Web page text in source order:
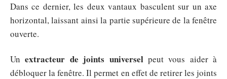
Dans ce dernier, les deux vantaux basculent sur un axe
horizontal, laissant ainsi la partie supérieure de la fenêtre
ouverte.
Unextracteur de joints universel peut vous aider à
débloquer la fenêtre. Il permet en effet de retirer les joints